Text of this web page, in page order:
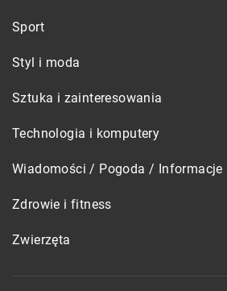
Sport
Styl i moda
Sztuka i zainteresowania
Technologia i komputery
Wiadomości / Pogoda / Informacje
Zdrowie i fitness
Zwierzęta